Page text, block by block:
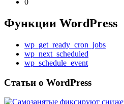
0
Функции WordPress
wp_get_ready_cron_jobs
wp_next_scheduled
wp_schedule_event
Статьи о WordPress